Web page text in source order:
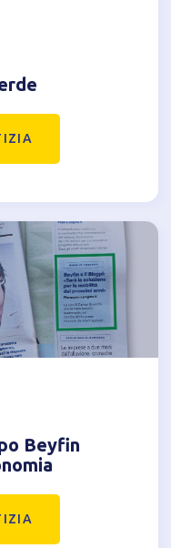
Beyfin
di terze parti